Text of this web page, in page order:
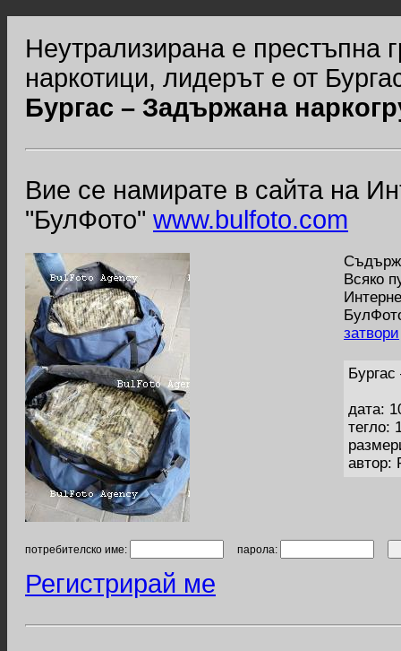
Неутрализирана е престъпна
наркотици, лидерът е от
Бургас – Задържана
Вие се намирате в сайта на
"БулФото" www.bulfoto.com
Всяко
затвори
дата:
тегло:
автор:
потребителско име: парола:
Регистрирай ме